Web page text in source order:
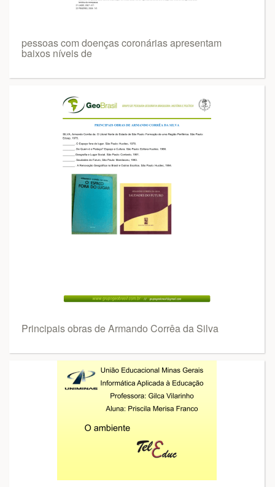
pessoas com doenças coronárias apresentam
baixos níveis de
Principais obras de Armando Corrêa da Silva